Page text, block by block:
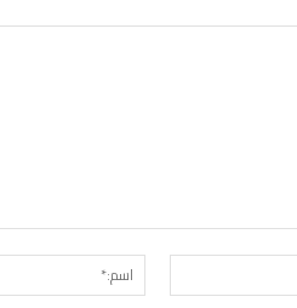
البريد
الإلكتروني:*